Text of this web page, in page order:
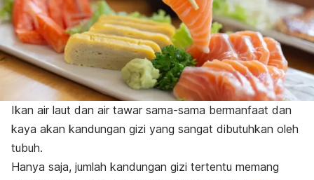
Ikan air laut dan air tawar sama-sama bermanfaat dan
kaya akan kandungan gizi yang sangat dibutuhkan oleh
tubuh.
Hanya saja, jumlah kandungan gizi tertentu memang